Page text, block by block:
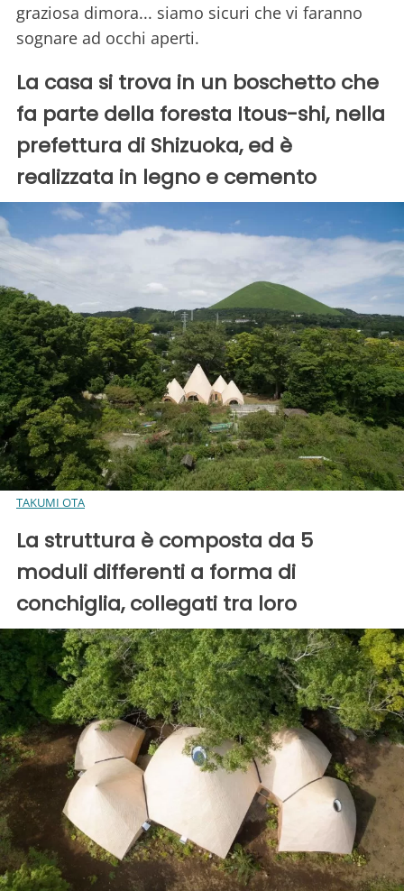
graziosa dimora... siamo sicuri che vi faranno
sognare ad occhi aperti.
La casa si trova in un boschetto che
fa parte della foresta Itous-shi, nella
prefettura di Shizuoka, ed è
realizzata in legno e cemento
TAKUMI OTA
La struttura è composta da 5
moduli differenti a forma di
conchiglia, collegati tra loro